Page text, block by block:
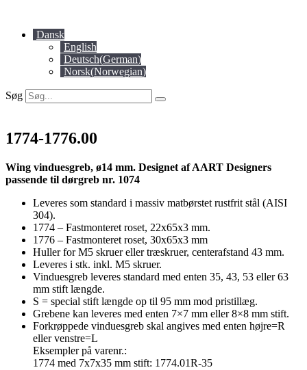
indholdDansk
English
Deutsch(German)
Norsk(Norwegian)
Søg
1774-1776.00
Wing vinduesgreb, ø14 mm. Designet af AART Designers
passende til dørgreb nr. 1074
Leveres som standard i massiv matbørstet rustfrit stål (AISI
304).
1774 – Fastmonteret roset, 22x65x3 mm.
1776 – Fastmonteret roset, 30x65x3 mm
Huller for M5 skruer eller træskruer, centerafstand 43 mm.
Leveres i stk. inkl. M5 skruer.
Vinduesgreb leveres standard med enten 35, 43, 53 eller 63
mm stift længde.
S = special stift længde op til 95 mm mod pristillæg.
Grebene kan leveres med enten 7×7 mm eller 8×8 mm stift.
Forkrøppede vinduesgreb skal angives med enten højre=R
eller venstre=L
Eksempler på varenr.:
1774 med 7x7x35 mm stift: 1774.01R-35